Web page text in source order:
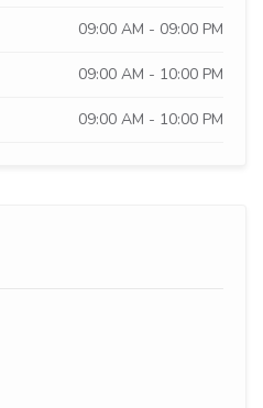
09:00 AM - 09:00 PM
09:00 AM - 10:00 PM
09:00 AM - 10:00 PM